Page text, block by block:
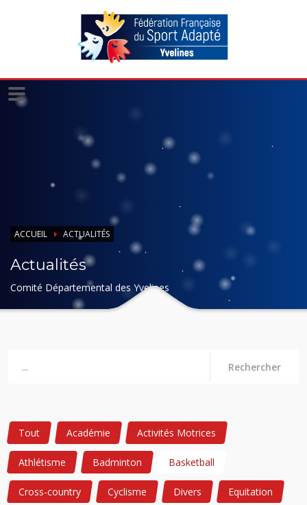
ACCUEIL ACTUALITÉS
Actualités
Comité Départemental des Yvelines
Rechercher
Tout Académie Activités Motrices
Athlétisme Badminton Basketball
Cross-country Cyclisme Divers Equitation
Panneau de gestion des cookies